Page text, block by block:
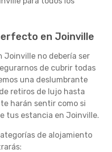
en Joinville
Joinville no debería ser
de cubrir todas
una deslumbrante
retiros de lujo hasta
harán sentir como si
tus estancia en Joinville.
de alojamiento